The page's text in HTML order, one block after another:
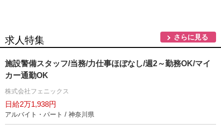
求人特集 さらに見る
施設警備スタッフ/当務/力仕事ほぼなし/週2～勤務OK/マイ
カー通勤OK
株式会社フェニックス
日給2万1,938円
アルバイト・パート / 神奈川県